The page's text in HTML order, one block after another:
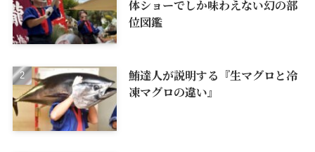
体ショーでしか味わえない幻の部
位図鑑
鮪達人が説明する『生マグロと冷
凍マグロの違い』